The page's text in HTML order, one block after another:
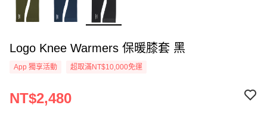
Logo Knee Warmers 保暖膝套 黑
App 獨享活動 超取滿NT$10,000免運
NT$2,480